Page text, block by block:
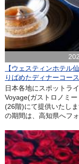
【ウェスティンホテル
りばめたディナーコー
日本各地にスポットラ
Voyage(ガストロノミ
(26階)にて提供いたし
の期間は、高知県へフ